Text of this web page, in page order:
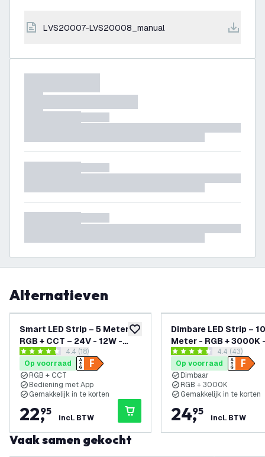
LVS20007-LVS20008_manual
Alternatieven
toevoegen aan verlanglijst
Smart LED Strip – 5 Meter -
RGB + CCT – 24V - 12W -
Plug & Playreviews drawer openen
4.4 score sterren4.4 (18)
Op voorraad
RGB + CCT
Bediening met App
Gemakkelijk in te korten
22,
95
incl. BTW
Dimbare LED Strip – 10
Meter - RGB + 3000K
23W - Plug & Play
reviews
4.4 score sterren4.4 (43)
Op voorraad
Dimbaar
RGB + 3000K
Gemakkelijk in te korten
24,
95
incl. BTW
Vaak samen gekocht